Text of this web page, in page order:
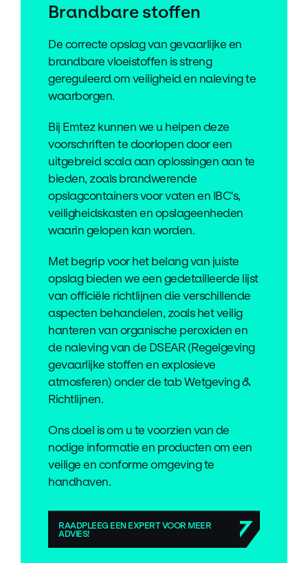
Brandbare stoffen
De correcte opslag van gevaarlijke en
brandbare vloeistoffen is streng
gereguleerd om veiligheid en naleving te
waarborgen.
Bij Emtez kunnen we u helpen deze
voorschriften te doorlopen door een
uitgebreid scala aan oplossingen aan te
bieden, zoals brandwerende
opslagcontainers voor vaten en IBC's,
veiligheidskasten en opslageenheden
waarin gelopen kan worden.
Met begrip voor het belang van juiste
opslag bieden we een gedetailleerde lijst
van officiële richtlijnen die verschillende
aspecten behandelen, zoals het veilig
hanteren van organische peroxiden en
de naleving van de DSEAR (Regelgeving
gevaarlijke stoffen en explosieve
atmosferen) onder de tab Wetgeving &
Richtlijnen.
Ons doel is om u te voorzien van de
nodige informatie en producten om een
veilige en conforme omgeving te
handhaven.
RAADPLEEG EEN EXPERT VOOR MEER
ADVIES!